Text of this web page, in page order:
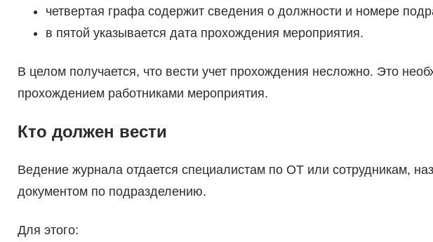
четвертая графа содержит сведения о должности и номере
в пятой указывается дата прохождения мероприятия.
В целом получается, что вести учет прохождения несложно. Это
прохождением работниками мероприятия.
Кто должен вести
Ведение журнала отдается специалистам по ОТ или сотрудникам,
документом по подразделению.
Для этого: